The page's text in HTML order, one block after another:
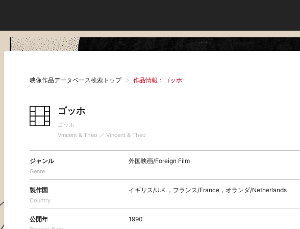
映像作品データベース検索トップ 作品情報：ゴッホ
ゴッホ
ゴッホ
Vincent & Theo ／ Vincent & Theo
ジャンル
Genre
外国映画/Foreign Film
製作国
Country
イギリス/U.K.，フランス/France，オランダ/Netherlands
公開年 1990